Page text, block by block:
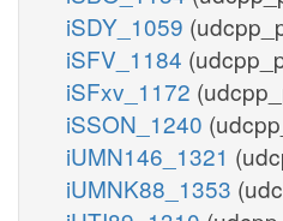
iSDY_1059
iSFV_1184
iSFxv_1172
iSSON_1240
iUMN146_1321
iUMNK88_1353